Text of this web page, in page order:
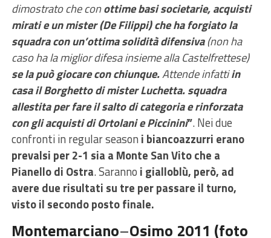
dimostrato che conottime basi societarie, acquisti
mirati e un mister (De Filippi) che ha forgiato la
squadra con un’ottima solidità difensiva(non ha
caso ha la miglior difesa insieme alla Castelfrettese)
se la può giocare con chiunque.Attende infattiin
casa il Borghetto di mister Luchetta. squadra
allestita per fare il salto di categoria e rinforzata
con gli acquisti di Ortolani e Piccinini”. Nei due
confronti in regular season i biancoazzurri erano
prevalsi per 2-1 sia a Monte San Vito che a
Pianello di Ostra. Saranno i gialloblù, però, ad
avere due risultati su tre per passare il turno,
visto il secondo posto finale.
Montemarciano–Osimo 2011 (foto